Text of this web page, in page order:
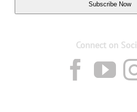
Subscribe Now
Connect on